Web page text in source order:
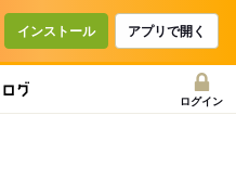
インストール アプリで開く
ログイン